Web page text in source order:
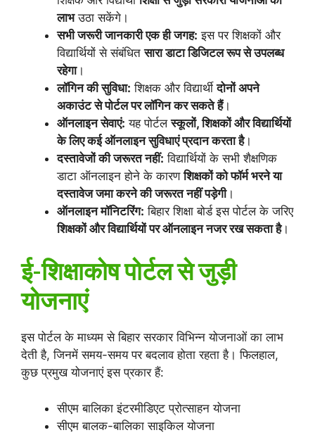
लाभउठा सकेंगे।
सभी जरूरी जानकारी एक ही जगह: इस पर शिक्षकों और
विद्यार्थियों से संबंधितसारा डाटा डिजिटल रूप से उपलब्ध
रहेगा।
लॉगिन की सुविधा: शिक्षक और विद्यार्थीदोनों अपने
अकाउंट से पोर्टल पर लॉगिन कर सकते हैं।
ऑनलाइन सेवाएं: यह पोर्टलस्कूलों, शिक्षकों और विद्यार्थियों
के लिए कई ऑनलाइन सुविधाएं प्रदान करता है।
दस्तावेजों की जरूरत नहीं: विद्यार्थियों के सभी शैक्षणिक
डाटा ऑनलाइन होने के कारणशिक्षकों को फॉर्म भरने या
दस्तावेज जमा करने की जरूरत नहीं पड़ेगी।
ऑनलाइन मॉनिटरिंग: बिहार शिक्षा बोर्ड इस पोर्टल के जरिए
शिक्षकों और विद्यार्थियों पर ऑनलाइन नजर रख सकता है।
ई-शिक्षाकोष पोर्टल से जुड़ी
योजनाएं
इस पोर्टल के माध्यम से बिहार सरकार विभिन्न योजनाओं का लाभ
देती है, जिनमें समय-समय पर बदलाव होता रहता है। फिलहाल,
कुछ प्रमुख योजनाएं इस प्रकार हैं:
सीएम बालिका इंटरमीडिएट प्रोत्साहन योजना
सीएम बालक-बालिका साइकिल योजना